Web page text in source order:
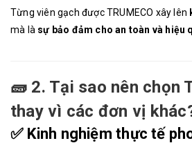
Từng viên gạch được TRUMECO xây lên
mà là sự bảo đảm cho an toàn và hiệu
🧱 2. Tại sao nên chọn
thay vì các đơn vị
✅ Kinh nghiệm thực tế